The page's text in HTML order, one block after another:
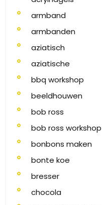
armband
armbanden
aziatisch
aziatische
bbq workshop
beeldhouwen
bob ross
bob ross workshop
bonbons maken
bonte koe
bresser
chocola